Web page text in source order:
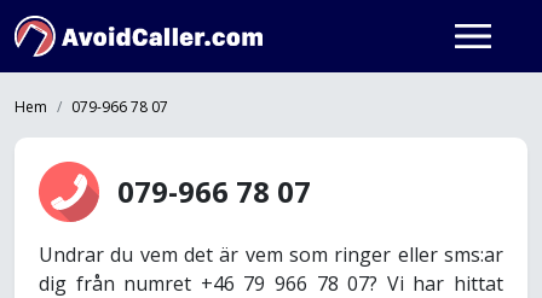
Hem 079-966 78 07
079-966 78 07
Undrar du vem det är vem som ringer eller sms:ar
dig från numret +46 79 966 78 07? Vi har hittat